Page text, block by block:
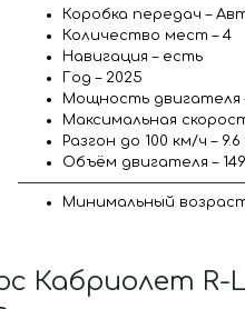
Коробка передач –
Количество мест – 4
Навигация – есть
Год – 2025
Мощность двигателя
Максимальная
Разгон до 100 км/ч – 9.6
Объём двигателя –
Минимальный
Кабриолет R-